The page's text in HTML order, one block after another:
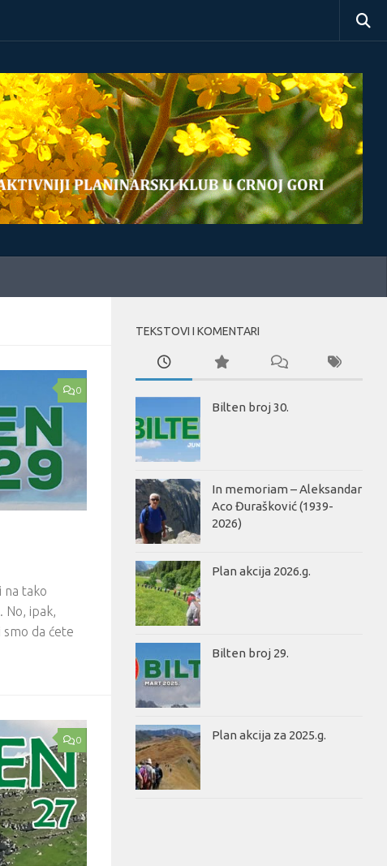
0
na tako
No, ipak,
da ćete
0
TEKSTOVI I KOMENTARI
Bilten broj 30.
In memoriam – Aleksandar
Aco Đurašković (1939-
2026)
Plan akcija 2026.g.
Bilten broj 29.
Plan akcija za 2025.g.